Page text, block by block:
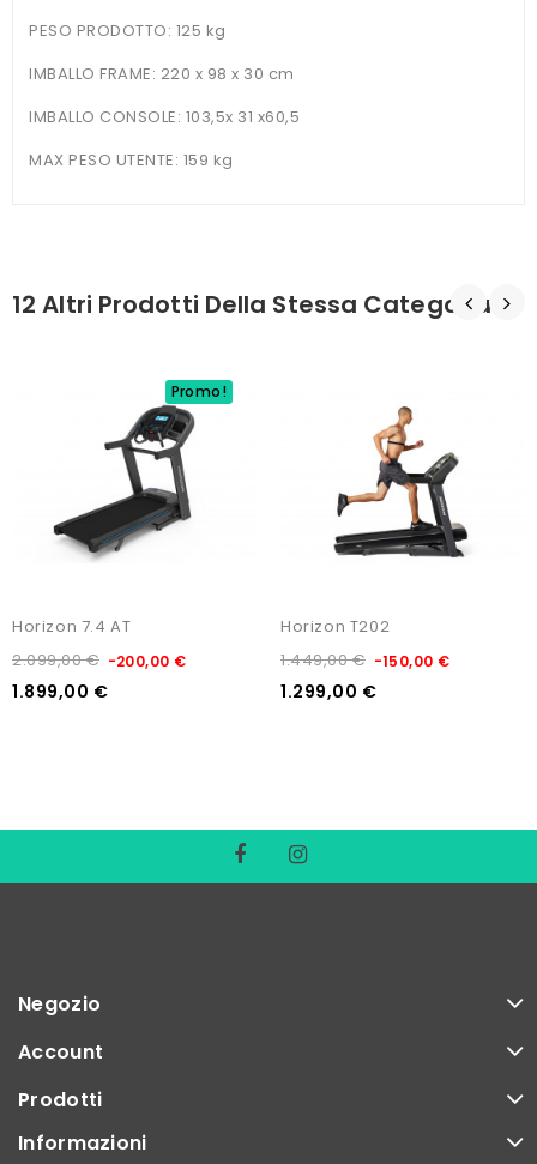
PESO PRODOTTO: 125 kg
IMBALLO FRAME: 220 x 98 x 30 cm
IMBALLO CONSOLE: 103,5x 31 x60,5
MAX PESO UTENTE: 159 kg
12 Altri Prodotti Della Stessa Categoria:
Promo!
Horizon 7.4 AT
2.099,00 € -200,00 €
1.899,00 €
Horizon T202
1.449,00 € -150,00 €
1.299,00 €
Negozio
Account
Prodotti
Informazioni